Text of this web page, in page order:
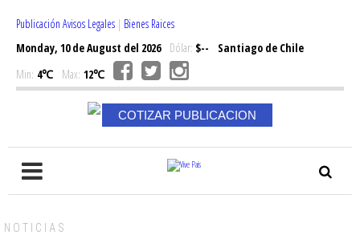
Publicación Avisos Legales | Bienes Raices
Monday, 10 de August del 2026Dólar: $--
Santiago de Chile
Min: 4℃ Max: 12℃
COTIZAR PUBLICACION
NOTICIAS